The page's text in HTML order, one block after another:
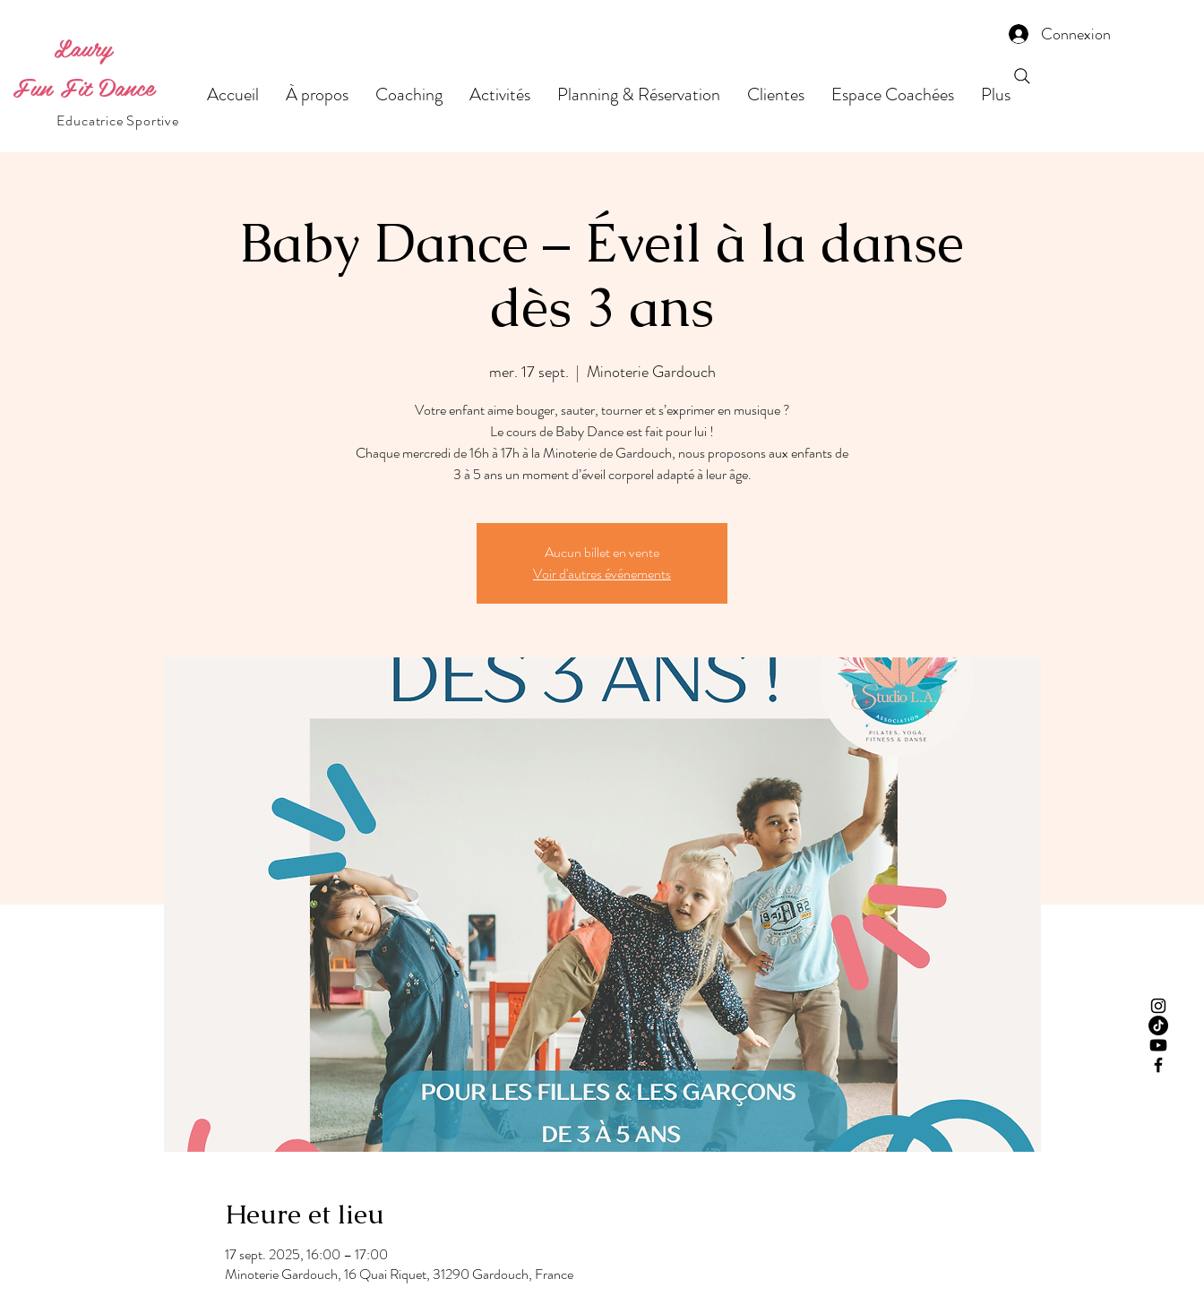
Educatrice Sportive
Connexion
Accueil À propos Coaching Activités Planning & Réservation Clientes Espace Coachées Plus
Laury
Fun Fit Dance
Baby Dance – Éveil à la danse
dès 3 ans
mer. 17 sept.
  |
Minoterie Gardouch
Votre enfant aime bouger, sauter, tourner et s’exprimer en musique ?
Le cours de Baby Dance est fait pour lui !
Chaque mercredi de 16h à 17h à la Minoterie de Gardouch, nous proposons aux enfants de
3 à 5 ans un moment d’éveil corporel adapté à leur âge.
Aucun billet en vente
Voir d'autres événements
Heure et lieu
17 sept. 2025, 16:00 – 17:00
Minoterie Gardouch, 16 Quai Riquet, 31290 Gardouch, France